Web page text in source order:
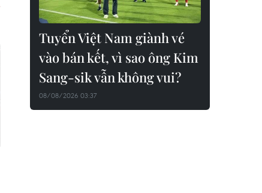
Tuyển Việt Nam giành vé
vào bán kết, vì sao ông Kim
Sang-sik vẫn không vui?
08/08/2026 03:37